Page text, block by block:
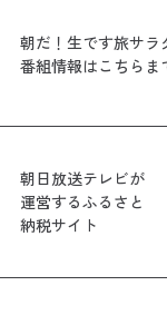
朝だ！生です旅サラ
番組情報はこちらま
朝日放送テレビが
運営するふるさと
納税サイト